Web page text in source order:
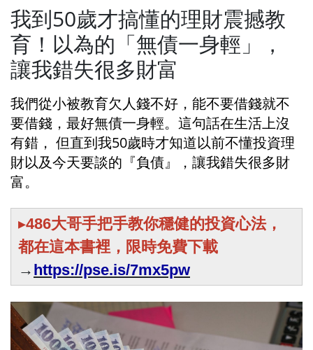
我到50歲才搞懂的理財震撼教
育！以為的「無債一身輕」，
讓我錯失很多財富
我們從小被教育欠人錢不好，能不要借錢就不
要借錢，最好無債一身輕。這句話在生活上沒
有錯， 但直到我50歲時才知道以前不懂投資理
財以及今天要談的『負債』，讓我錯失很多財
富。
▸486大哥手把手教你穩健的投資心法，
都在這本書裡，限時免費下載
→ https://pse.is/7mx5pw